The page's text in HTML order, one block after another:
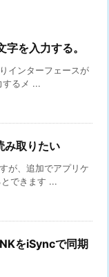
を入力する。
インターフェースが
するメ ...
み取りたい
が、追加でアプリケ
できます ...
をiSyncで同期